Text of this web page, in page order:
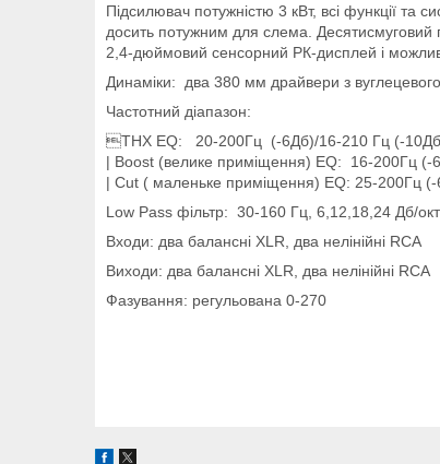
Підсилювач потужністю 3 кВт, всі функції
досить потужним для слема.
2,4-дюймовий сенсорний РК-дисплей і
Динаміки: два 380 мм драйвери з
Частотний діапазон:
THX EQ: 20-200Гц (-6Дб)/16-210 Гц (-
| Boost (велике приміщення) EQ: 16-200Гц (-
| Cut ( маленьке приміщення) EQ: 25-200Гц
Low Pass фільтр: 30-160 Гц, 6,12,18,24 Дб/окт
Входи: два балансні XLR, два нелінійні RCA
Виходи: два балансні XLR, два нелінійні RCA
Фазування: регульована 0-270